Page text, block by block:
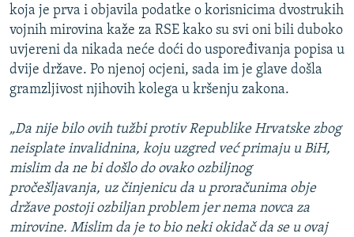
koja je prva i objavila podatke o korisnicima dvostrukih
vojnih mirovina kaže za RSE kako su svi oni bili duboko
uvjereni da nikada neće doći do uspoređivanja popisa u
dvije države. Po njenoj ocjeni, sada im je glave došla
gramzljivost njihovih kolega u kršenju zakona.
„Da nije bilo ovih tužbi protiv Republike Hrvatske zbog
neisplate invalidnina, koju uzgred već primaju u BiH,
mislim da ne bi došlo do ovako ozbiljnog
pročešljavanja, uz činjenicu da u proračunima obje
države postoji ozbiljan problem jer nema novca za
mirovine. Mislim da je to bio neki okidač da se u ovaj